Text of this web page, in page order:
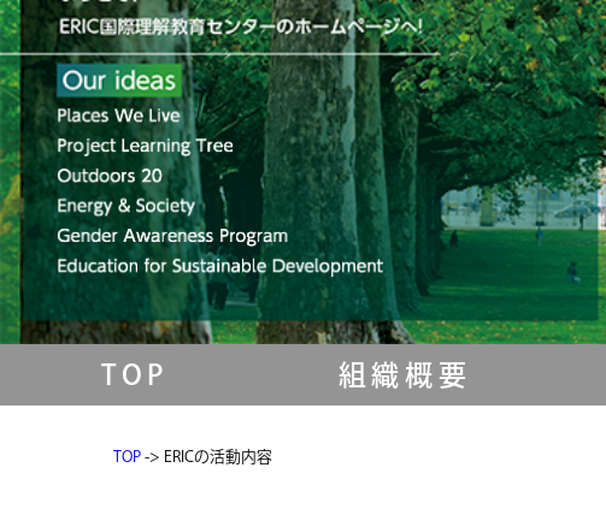
TOP 組織概要
TOP -> ERICの活動内容